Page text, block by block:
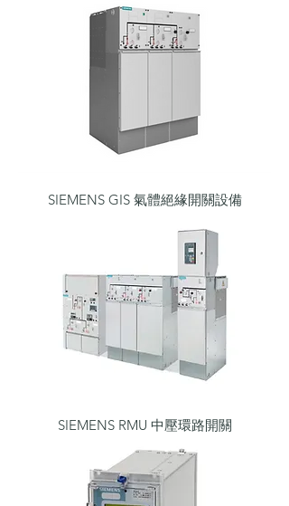
SIEMENS GIS 氣體絕緣開關設備
SIEMENS RMU 中壓環路開關